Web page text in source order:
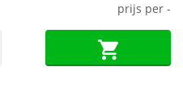
prijs per -